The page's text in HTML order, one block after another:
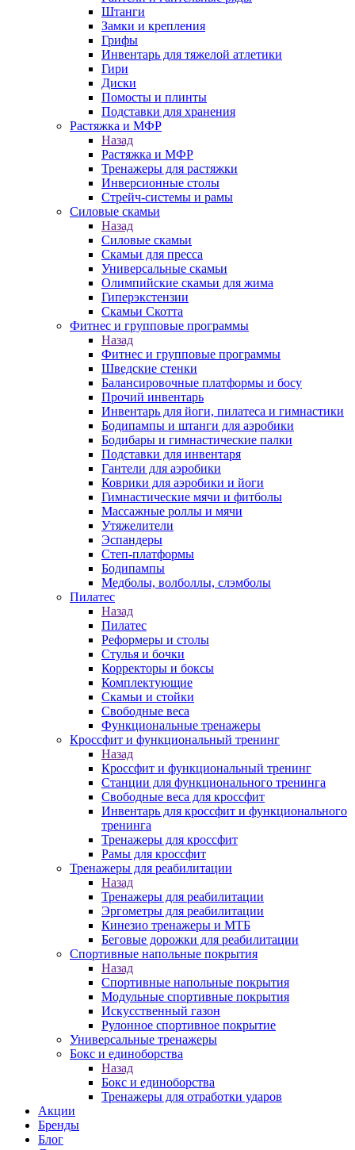
Штанги
Замки и крепления
Грифы
Инвентарь для тяжелой атлетики
Гири
Диски
Помосты и плинты
Подставки для хранения
Растяжка и МФР
Назад
Растяжка и МФР
Тренажеры для растяжки
Инверсионные столы
Стрейч-системы и рамы
Силовые скамьи
Назад
Силовые скамьи
Скамьи для пресса
Универсальные скамьи
Олимпийские скамьи для жима
Гиперэкстензии
Скамьи Скотта
Фитнес и групповые программы
Назад
Фитнес и групповые программы
Шведские стенки
Балансировочные платформы и босу
Прочий инвентарь
Инвентарь для йоги, пилатеса и гимнастики
Бодипампы и штанги для аэробики
Бодибары и гимнастические палки
Подставки для инвентаря
Гантели для аэробики
Коврики для аэробики и йоги
Гимнастические мячи и фитболы
Массажные роллы и мячи
Утяжелители
Эспандеры
Степ-платформы
Бодипампы
Медболы, волболлы, слэмболы
Пилатес
Назад
Пилатес
Реформеры и столы
Стулья и бочки
Корректоры и боксы
Комплектующие
Скамьи и стойки
Свободные веса
Функциональные тренажеры
Кроссфит и функциональный тренинг
Назад
Кроссфит и функциональный тренинг
Станции для функционального тренинга
Свободные веса для кроссфит
Инвентарь для кроссфит и функционального
тренинга
Тренажеры для кроссфит
Рамы для кроссфит
Тренажеры для реабилитации
Назад
Тренажеры для реабилитации
Эргометры для реабилитации
Кинезио тренажеры и МТБ
Беговые дорожки для реабилитации
Спортивные напольные покрытия
Назад
Спортивные напольные покрытия
Модульные спортивные покрытия
Искусственный газон
Рулонное спортивное покрытие
Универсальные тренажеры
Бокс и единоборства
Назад
Бокс и единоборства
Тренажеры для отработки ударов
Акции
Бренды
Блог